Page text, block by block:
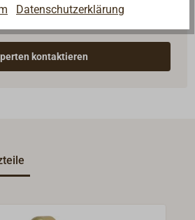
Ihre Fragen und geben die
kontaktieren
Datenschutzerklärung